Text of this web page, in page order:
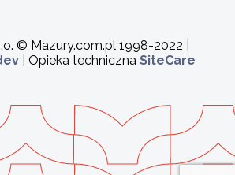
© Mazury.com.pl 1998-2022 |
| Opieka techniczna SiteCare